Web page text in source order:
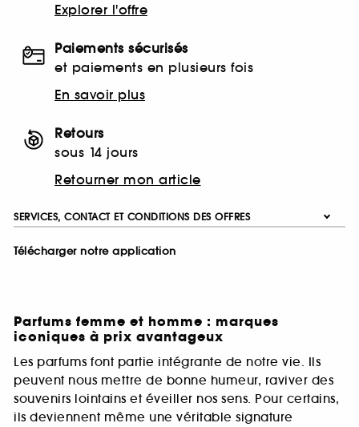
Explorer l'offre
Paiements sécurisés
et paiements en plusieurs fois
En savoir plus
Retours
sous 14 jours
Retourner mon article
SERVICES, CONTACT ET CONDITIONS DES OFFRES
Télécharger notre application
Parfums femme et homme : marques
iconiques à prix avantageux
Les parfums font partie intégrante de notre vie. Ils
peuvent nous mettre de bonne humeur, raviver des
souvenirs lointains et éveiller nos sens. Pour certains,
ils deviennent même une véritable signature